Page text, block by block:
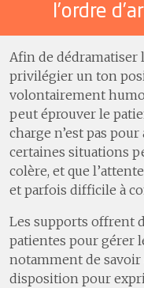
l’ordre
Afin de dédramatiser
privilégier un ton
volontairement
peut éprouver le
charge n’est pas
certaines situations
colère, et que
et parfois difficile à
Les supports offrent
patientes pour gérer
notamment de
disposition pour